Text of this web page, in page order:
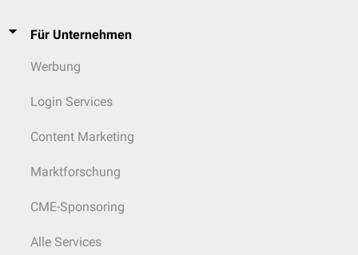
Für Unternehmen
Werbung
Login Services
Content Marketing
Marktforschung
CME-Sponsoring
Alle Services